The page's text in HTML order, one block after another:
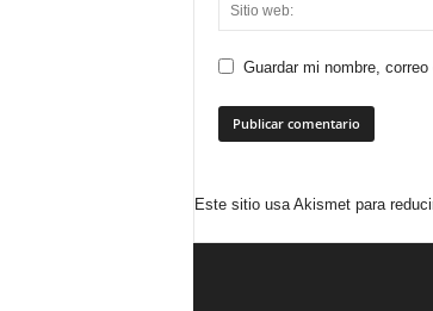
Guardar mi nombre,
Este sitio usa Akismet para